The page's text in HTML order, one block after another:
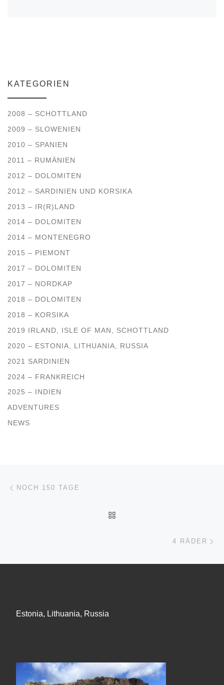
KATEGORIEN
2008 – SCHOTTLAND
2009 – SLOWENIEN
2010 – SPANIEN
2011 – RUMÄNIEN
2012 – DOLOMITEN
2012 – SARDINIEN UND KORSIKA
2013 – IR(R)LAND
2014 – DOLOMITEN
2014 – MONTENEGRO
2015 – PIEMONT
2017 – DOLOMITEN
2017 – NORDKAP
2018 – DOLOMITEN
2018 – KORSIKA
2019 IRLAND, ISLE OF MAN, SCHOTTLAND
2020 – ESTONIA, LITHUANIA, RUSSIA
2021 SARDINIEN
2024 – FRANKREICH
2025 – INDIEN
ADVENTURES
NEWS
Beitragsnavigation
NOCH 150 TAGE
4 RÄDER
Estonia, Lithuania, Russia